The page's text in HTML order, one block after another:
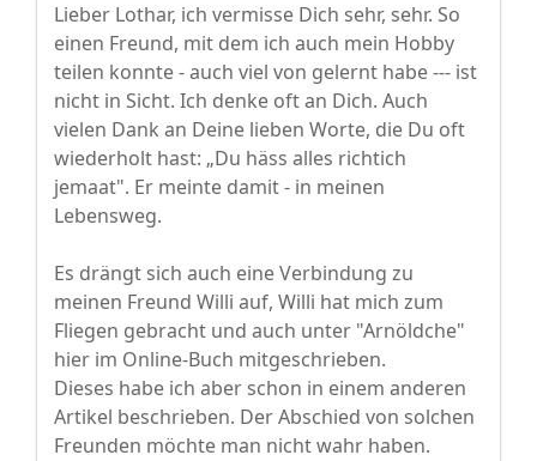
Lieber Lothar, ich vermisse Dich sehr, sehr. So
einen Freund, mit dem ich auch mein Hobby
teilen konnte - auch viel von gelernt habe --- ist
nicht in Sicht. Ich denke oft an Dich. Auch
vielen Dank an Deine lieben Worte, die Du oft
wiederholt hast: „Du häss alles richtich
jemaat". Er meinte damit - in meinen
Lebensweg.
Es drängt sich auch eine Verbindung zu
meinen Freund Willi auf, Willi hat mich zum
Fliegen gebracht und auch unter "Arnöldche"
hier im Online-Buch mitgeschrieben.
Dieses habe ich aber schon in einem anderen
Artikel beschrieben. Der Abschied von solchen
Freunden möchte man nicht wahr haben.